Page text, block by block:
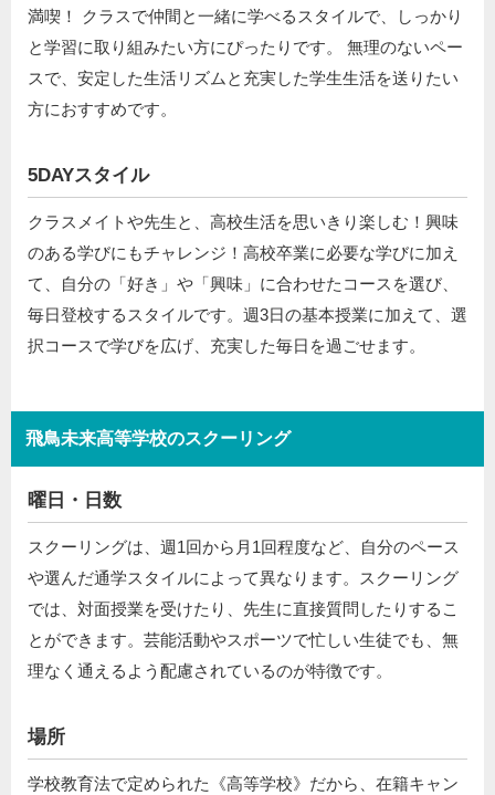
満喫！ クラスで仲間と一緒に学べるスタイルで、しっかり
と学習に取り組みたい方にぴったりです。 無理のないペー
スで、安定した生活リズムと充実した学生生活を送りたい
方におすすめです。
5DAYスタイル
クラスメイトや先生と、高校生活を思いきり楽しむ！興味
のある学びにもチャレンジ！高校卒業に必要な学びに加え
て、自分の「好き」や「興味」に合わせたコースを選び、
毎日登校するスタイルです。週3日の基本授業に加えて、選
択コースで学びを広げ、充実した毎日を過ごせます。
飛鳥未来高等学校のスクーリング
曜日・日数
スクーリングは、週1回から月1回程度など、自分のペース
や選んだ通学スタイルによって異なります。スクーリング
では、対面授業を受けたり、先生に直接質問したりするこ
とができます。芸能活動やスポーツで忙しい生徒でも、無
理なく通えるよう配慮されているのが特徴です。
場所
学校教育法で定められた《高等学校》だから、在籍キャン